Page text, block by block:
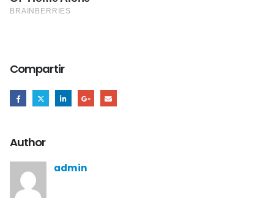
Compartir
Author
admin